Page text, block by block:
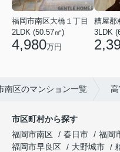
福岡市南区大橋１丁目
2LDK (50.57㎡)
4,980万円
3LDK
南区のマンション一覧
市区町村から探す
福岡市南区
春日市 福岡
福岡市早良区
大野城市